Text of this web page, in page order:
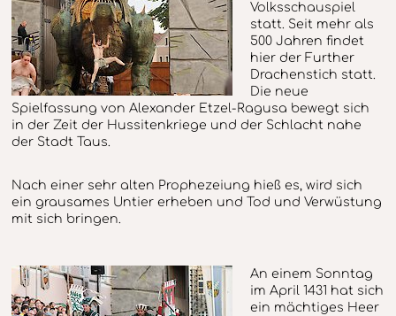
Volksschauspiel
statt. Seit mehr als
500 Jahren findet
hier der Further
Drachenstich statt.
Die neue
Spielfassung von Alexander Etzel-Ragusa bewegt sich
in der Zeit der Hussitenkriege und der Schlacht nahe
der Stadt Taus.
Nach einer sehr alten Prophezeiung hieß es, wird sich
ein grausames Untier erheben und Tod und Verwüstung
mit sich bringen.
An einem Sonntag
im April 1431 hat sich
ein mächtiges Heer